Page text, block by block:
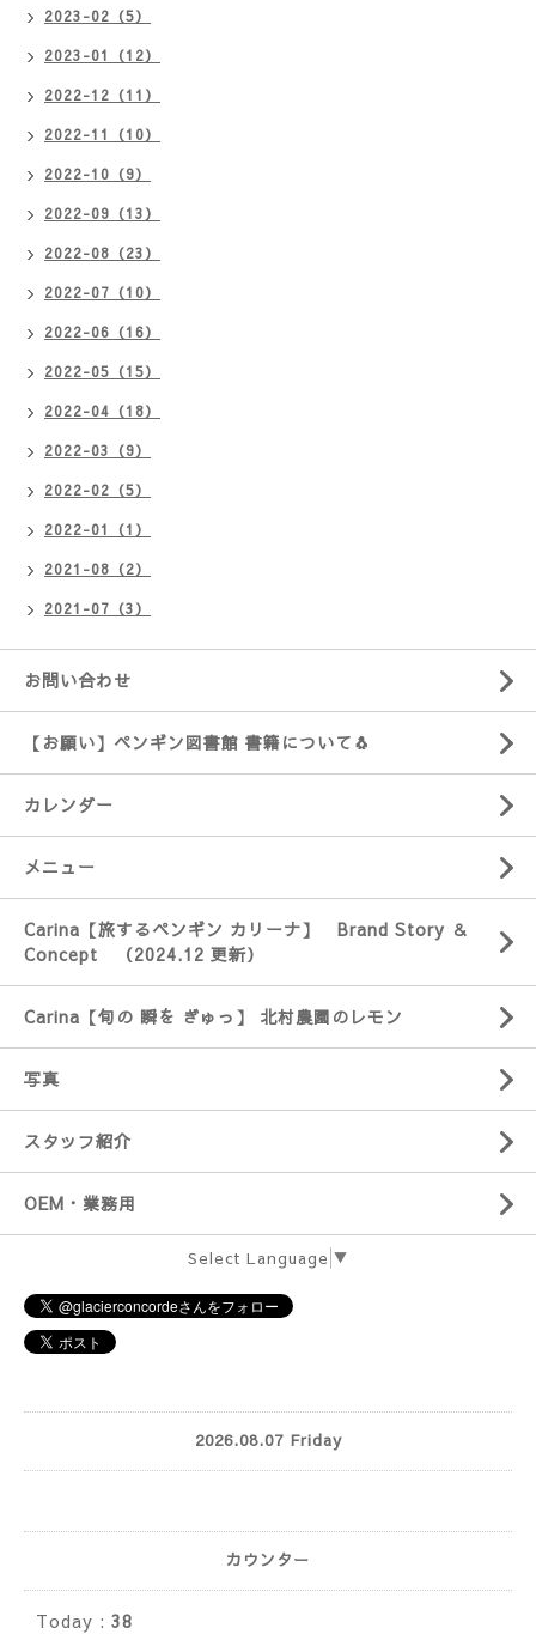
2023-02（5）
2023-01（12）
2022-12（11）
2022-11（10）
2022-10（9）
2022-09（13）
2022-08（23）
2022-07（10）
2022-06（16）
2022-05（15）
2022-04（18）
2022-03（9）
2022-02（5）
2022-01（1）
2021-08（2）
2021-07（3）
お問い合わせ
【お願い】ペンギン図書館 書籍について🐧
カレンダー
メニュー
Carina【旅するペンギン カリーナ】 Brand Story ＆
Concept （2024.12 更新）
Carina【旬の 瞬を ぎゅっ】 北村農園のレモン
写真
スタッフ紹介
OEM・業務用
Select Language ▼
2026.08.07 Friday
カウンター
Today : 38